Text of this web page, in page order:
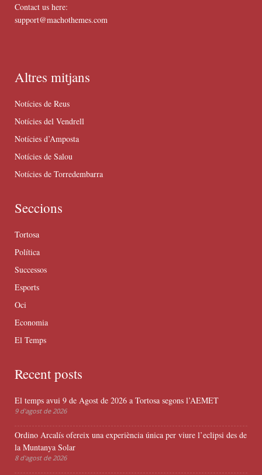
Contact us here:
support@machothemes.com
Altres mitjans
Notícies de Reus
Notícies del Vendrell
Notícies d’Amposta
Notícies de Salou
Notícies de Torredembarra
Seccions
Tortosa
Política
Successos
Esports
Oci
Economia
El Temps
Recent posts
El temps avui 9 de Agost de 2026 a Tortosa segons l’AEMET
9 d'agost de 2026
Ordino Arcalís ofereix una experiència única per viure l’eclipsi des de
la Muntanya Solar
8 d'agost de 2026